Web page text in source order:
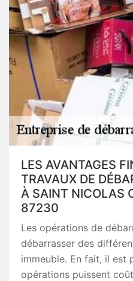
LES AVANTAGES
TRAVAUX DE
À SAINT NICOLAS
87230
Les opérations de
débarrasser des
immeuble. En fait, il est
opérations puissent